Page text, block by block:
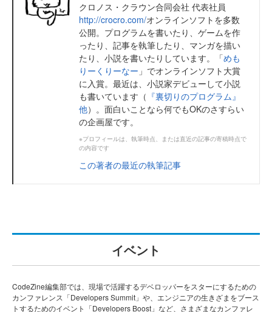
クロノス・クラウン合同会社 代表社員
http://crocro.com/オンラインソフトを多数
公開。プログラムを書いたり、ゲームを作
ったり、記事を執筆したり、マンガを描い
たり、小説を書いたりしています。「めも
りーくりーなー 」でオンラインソフト大賞
に入賞。最近は、小説家デビューして小説
も書いています（ 『裏切りのプログラム』
他）。面白いことなら何でもOKのさすらい
の企画屋です。
※プロフィールは、執筆時点、または直近の記事の寄稿時点で
の内容です
この著者の最近の執筆記事
イベント
CodeZine編集部では、現場で活躍するデベロッパーをスターにするための
カンファレンス「Developers Summit」や、エンジニアの生きざまをブース
トするためのイベント「Developers Boost」など、さまざまなカンファレ